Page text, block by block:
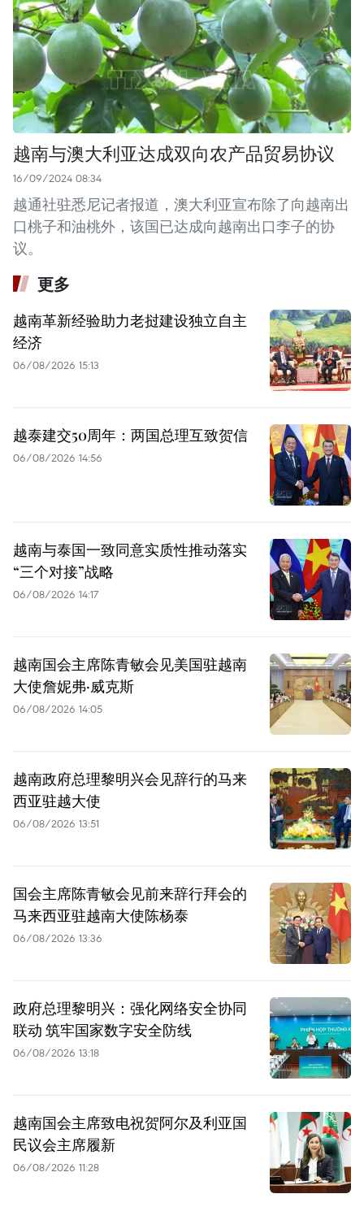
越南与澳大利亚达成双向农产品贸易协议
16/09/2024 08:34
越通社驻悉尼记者报道，澳大利亚宣布除了向越南出
口桃子和油桃外，该国已达成向越南出口李子的协
议。
更多
越南革新经验助力老挝建设独立自主
经济
06/08/2026 15:13
越泰建交50周年：两国总理互致贺信
06/08/2026 14:56
越南与泰国一致同意实质性推动落实
“三个对接”战略
06/08/2026 14:17
越南国会主席陈青敏会见美国驻越南
大使詹妮弗·威克斯
06/08/2026 14:05
越南政府总理黎明兴会见辞行的马来
西亚驻越大使
06/08/2026 13:51
国会主席陈青敏会见前来辞行拜会的
马来西亚驻越南大使陈杨泰
06/08/2026 13:36
政府总理黎明兴：强化网络安全协同
联动 筑牢国家数字安全防线
06/08/2026 13:18
越南国会主席致电祝贺阿尔及利亚国
民议会主席履新
06/08/2026 11:28